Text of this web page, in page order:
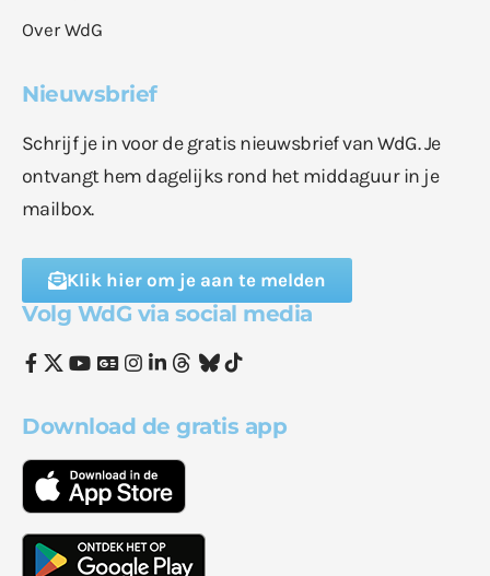
Over WdG
Nieuwsbrief
Schrijf je in voor de gratis nieuwsbrief van WdG. Je
ontvangt hem dagelijks rond het middaguur in je
mailbox.
Klik hier om je aan te melden
Volg WdG via social media
Download de gratis app